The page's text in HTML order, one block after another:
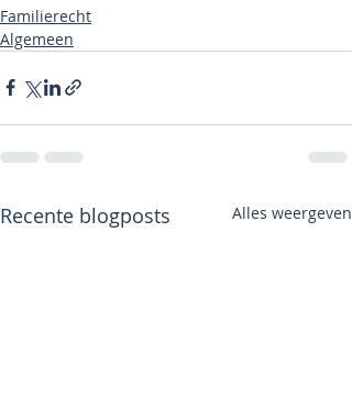
Familierecht
Algemeen
Recente blogposts Alles weergeven